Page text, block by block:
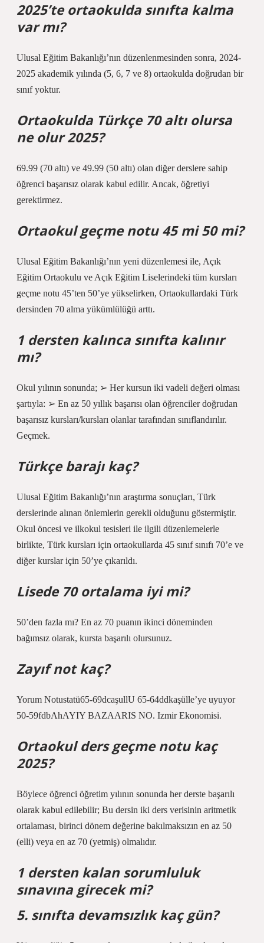
2025’te ortaokulda sınıfta kalma
var mı?
Ulusal Eğitim Bakanlığı’nın düzenlenmesinden sonra, 2024-
2025 akademik yılında (5, 6, 7 ve 8) ortaokulda doğrudan bir
sınıf yoktur.
Ortaokulda Türkçe 70 altı olursa
ne olur 2025?
69.99 (70 altı) ve 49.99 (50 altı) olan diğer derslere sahip
öğrenci başarısız olarak kabul edilir. Ancak, öğretiyi
gerektirmez.
Ortaokul geçme notu 45 mi 50 mi?
Ulusal Eğitim Bakanlığı’nın yeni düzenlemesi ile, Açık
Eğitim Ortaokulu ve Açık Eğitim Liselerindeki tüm kursları
geçme notu 45’ten 50’ye yükselirken, Ortaokullardaki Türk
dersinden 70 alma yükümlülüğü arttı.
1 dersten kalınca sınıfta kalınır
mı?
Okul yılının sonunda; ➢ Her kursun iki vadeli değeri olması
şartıyla: ➢ En az 50 yıllık başarısı olan öğrenciler doğrudan
başarısız kursları/kursları olanlar tarafından sınıflandırılır.
Geçmek.
Türkçe barajı kaç?
Ulusal Eğitim Bakanlığı’nın araştırma sonuçları, Türk
derslerinde alınan önlemlerin gerekli olduğunu göstermiştir.
Okul öncesi ve ilkokul tesisleri ile ilgili düzenlemelerle
birlikte, Türk kursları için ortaokullarda 45 sınıf sınıfı 70’e ve
diğer kurslar için 50’ye çıkarıldı.
Lisede 70 ortalama iyi mi?
50’den fazla mı? En az 70 puanın ikinci döneminden
bağımsız olarak, kursta başarılı olursunuz.
Zayıf not kaç?
Yorum Notustatü65-69dcaşullU 65-64ddkaşülle’ye uyuyor
50-59fdbAhAYIY BAZAARIS NO. Izmir Ekonomisi.
Ortaokul ders geçme notu kaç
2025?
Böylece öğrenci öğretim yılının sonunda her derste başarılı
olarak kabul edilebilir; Bu dersin iki ders verisinin aritmetik
ortalaması, birinci dönem değerine bakılmaksızın en az 50
(elli) veya en az 70 (yetmiş) olmalıdır.
1 dersten kalan sorumluluk
sınavına girecek mi?
5. sınıfta devamsızlık kaç gün?